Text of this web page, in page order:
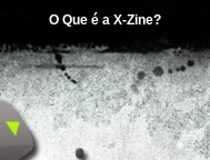
O Que é a X-Zine?